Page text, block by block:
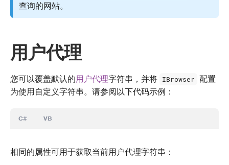
查询的网站。
用户代理
您可以覆盖默认的用户代理字符串，并将 IBrowser 配置
为使用自定义字符串。请参阅以下代码示例：
C# VB
相同的属性可用于获取当前用户代理字符串：